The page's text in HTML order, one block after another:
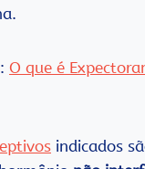
O que é
indicados